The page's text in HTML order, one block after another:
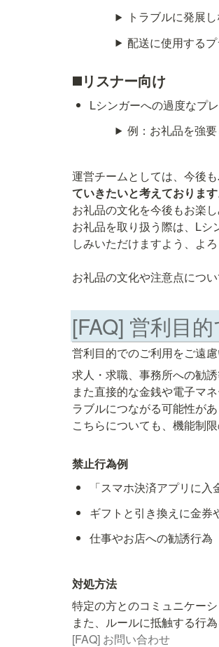
トラブルに発展
配送に使用する
◼️リスナー向け
Lシンガーへの過度なプ
例：お礼品を強
運営チームとしては、今後も
お礼品の文化を今後もお楽
お礼品を取り扱う際は、L
しみいただけますよう、よ
お礼品の文化や注意点につ
[FAQ] 営利目
営利目的でのご利用をご遠慮
求人・求職、事務所への勧
また直接的な金銭や電子マ
ラブルにつながる可能性があ
こちらについても、機能制
禁止行為例
「スマホ決済アプリに
ギフトと引き換えに金券
仕事やお店への勧誘行為
対処方法
特定の方とのコミュニケーシ
[FAQ] お問い合わせ